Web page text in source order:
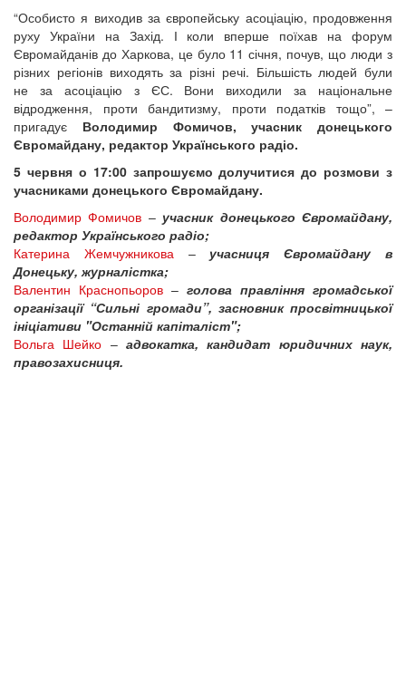
“Особисто я виходив за європейську асоціацію, продовження
руху України на Захід. І коли вперше поїхав на форум
Євромайданів до Харкова, це було 11 січня, почув, що люди з
різних регіонів виходять за різні речі. Більшість людей були
не за асоціацію з ЄС. Вони виходили за національне
відродження, проти бандитизму, проти податків тощо”, –
пригадує Володимир Фомичов, учасник донецького
Євромайдану, редактор Українського радіо.
5 червня о 17:00 запрошуємо долучитися до розмови з
учасниками донецького Євромайдану.
Володимир Фомичов – учасник донецького Євромайдану,
редактор Українського радіо;
Катерина Жемчужникова– учасниця Євромайдану в
Донецьку, журналістка;
Валентин Краснопьоров – голова правління громадської
організації “Сильні громади”, засновник просвітницької
ініціативи "Останній капіталіст";
Вольга Шейко –адвокатка, кандидат юридичних наук,
правозахисниця.